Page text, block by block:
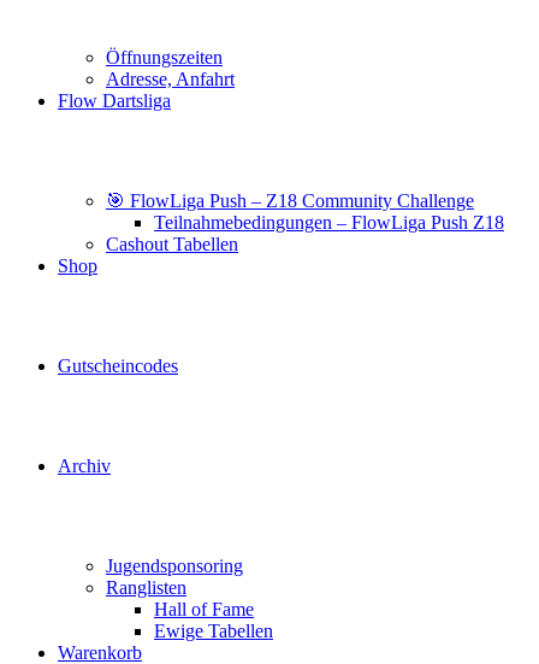
Öffnungszeiten
Adresse, Anfahrt
Flow Dartsliga
🎯 FlowLiga Push – Z18 Community Challenge
Teilnahmebedingungen – FlowLiga Push Z18
Cashout Tabellen
Shop
Gutscheincodes
Archiv
Jugendsponsoring
Ranglisten
Hall of Fame
Ewige Tabellen
Warenkorb